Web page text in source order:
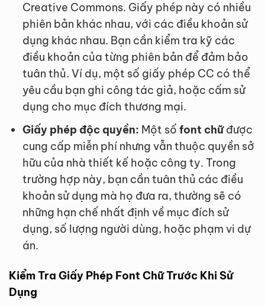
Creative Commons. Giấy phép này có nhiều
phiên bản khác nhau, với các điều khoản sử
dụng khác nhau. Bạn cần kiểm tra kỹ các
điều khoản của từng phiên bản để đảm bảo
tuân thủ. Ví dụ, một số giấy phép CC có thể
yêu cầu bạn ghi công tác giả, hoặc cấm sử
dụng cho mục đích thương mại.
Giấy phép độc quyền: Một số font chữđược
cung cấp miễn phí nhưng vẫn thuộc quyền sở
hữu của nhà thiết kế hoặc công ty. Trong
trường hợp này, bạn cần tuân thủ các điều
khoản sử dụng mà họ đưa ra, thường sẽ có
những hạn chế nhất định về mục đích sử
dụng, số lượng người dùng, hoặc phạm vi dự
án.
Kiểm Tra Giấy Phép Font Chữ Trước Khi Sử
Dụng